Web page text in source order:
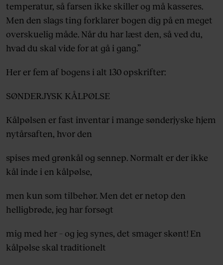
temperatur, så farsen ikke skiller og må kasseres.
Men den slags ting forklarer bogen dig på en meget
overskuelig måde. Når du har læst den, så ved du,
hvad du skal vide for at gå i gang.”
Her er fem af bogens i alt 130 opskrifter:
SØNDERJYSK KÅLPØLSE
Kålpølsen er fast inventar i mange sønderjyske hjem
nytårsaften, hvor den
spises med grønkål og sennep. Normalt er der ikke
kål inde i en kålpølse,
men kun som tilbehør. Men det er netop den
helligbrøde, jeg har forsøgt
mig med her – og jeg synes, det smager skønt! En
kålpølse skal traditionelt